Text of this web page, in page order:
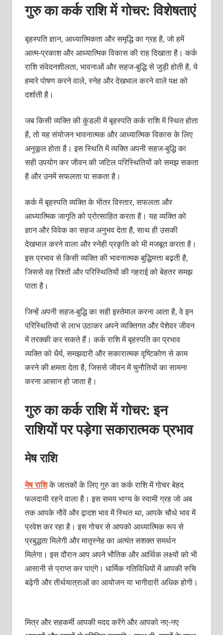
गुरु का कर्क राशि में गोचर: विशेषताएं
बृहस्पति ज्ञान, आध्यात्मिकता और समृद्धि का ग्रह है, जो हमें
आत्म-प्रकाश और आध्यात्मिक विकास की राह दिखाता है। कर्क
राशि संवेदनशीलता, भावनाओं और सहज-बुद्धि से जुड़ी होती है, ये
हमारे पोषण करने वाले, स्नेह और देखभाल करने वाले पक्ष को
दर्शाती है।
जब किसी व्यक्ति की कुंडली में बृहस्पति कर्क राशि में स्थित होता
है, तो यह संयोजन भावनात्मक और आध्यात्मिक विकास के लिए
अनुकूल होता है। इस स्थिति में व्यक्ति अपनी सहज-बुद्धि का
सही उपयोग कर जीवन की जटिल परिस्थितियों को समझ सकता
है और उनमें सफलता पा सकता है।
कर्क में बृहस्पति व्यक्ति के भीतर विस्तार, सफलता और
आध्यात्मिक जागृति को प्रोत्साहित करता है। यह व्यक्ति को
ज्ञान और विवेक का सहज अनुभव देता है, साथ ही उसकी
देखभाल करने वाला और स्नेही प्रकृति को भी मजबूत करता है।
इस प्रभाव से किसी व्यक्ति की भावनात्मक बुद्धिमत्ता बढ़ती है,
जिससे वह रिश्तों और परिस्थितियों की गहराई को बेहतर समझ
पाता है।
जिन्हें अपनी सहज-बुद्धि का सही इस्तेमाल करना आता है, वे इन
परिस्थितियों से लाभ उठाकर अपने व्यक्तिगत और पेशेवर जीवन
में तरक्की कर सकते हैं। कर्क राशि में बृहस्पति का प्रभाव
व्यक्ति को धैर्य, समझदारी और सकारात्मक दृष्टिकोण से काम
करने की क्षमता देता है, जिससे जीवन में चुनौतियों का सामना
करना आसान हो जाता है।
गुरु का कर्क राशि में गोचर: इन
राशियों पर पड़ेगा सकारात्मक प्रभाव
मेष राशि
मेष राशिके जातकों के लिए गुरु का कर्क राशि में गोचर बेहद
फलदायी रहने वाला है। इस समय भाग्य के स्वामी ग्रह जो अब
तक आपके नौवें और द्वादश भाव में स्थित था, आपके चौथे भाव में
प्रवेश कर रहा है। इस गोचर से आपको आध्यात्मिक रूप से
प्रबुद्धता मिलेगी और मातृस्नेह का अत्यंत सशक्त समर्थन
मिलेगा। इस दौरान आप अपने भौतिक और आर्थिक लक्ष्यों को भी
आसानी से प्राप्त कर पाएंगे। धार्मिक गतिविधियों में आपकी रुचि
बढ़ेगी और तीर्थयात्राओं का आयोजन या भागीदारी अधिक होगी।
मित्र और सहकर्मी आपकी मदद करेंगे और आपको नए-नए